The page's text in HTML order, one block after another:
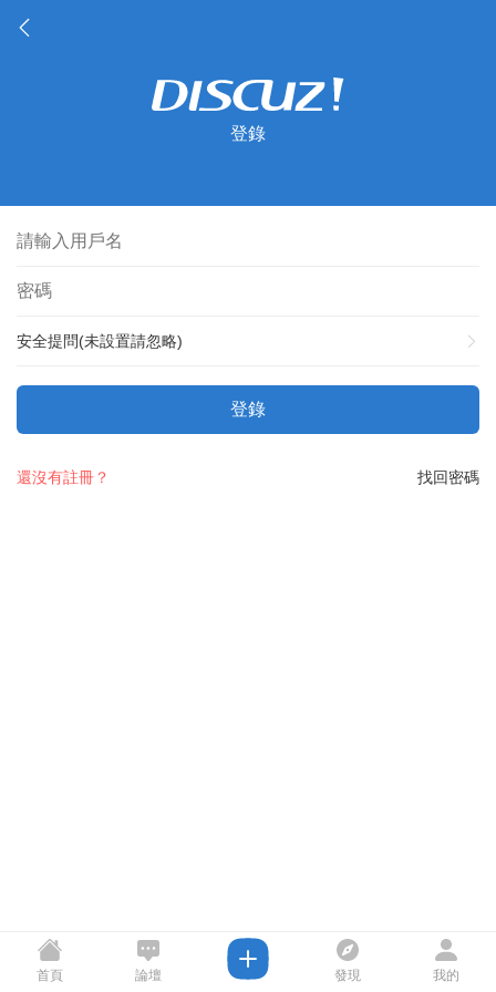
登錄
安全提問(未設置請忽略)
登錄
找回密碼
還沒有註冊？
首頁 論壇 發現 我的